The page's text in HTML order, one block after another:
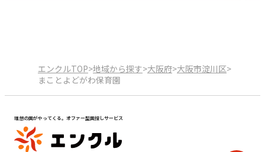
エンクルTOP>地域から探す>大阪府>大阪市淀川区>
まことよどがわ保育園
理想の園がやってくる。オファー型園探しサービス